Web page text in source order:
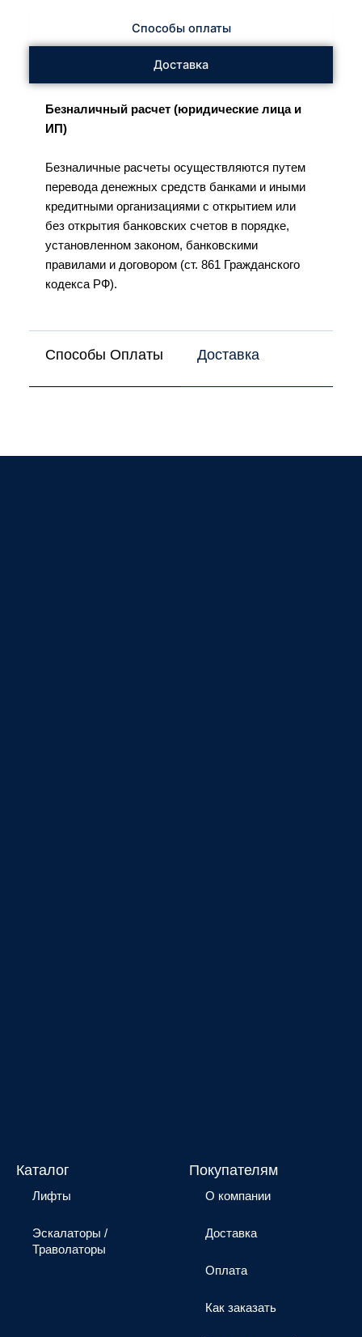
Способы оплаты
Доставка
Безналичный расчет (юридические лица и
ИП)
Безналичные расчеты осуществляются путем
перевода денежных средств банками и иными
кредитными организациями с открытием или
без открытия банковских счетов в порядке,
установленном законом, банковскими
правилами и договором (ст. 861 Гражданского
кодекса РФ).
Способы Оплаты Доставка
Каталог
Лифты
Эскалаторы /
Траволаторы
Покупателям
О компании
Доставка
Оплата
Как заказать